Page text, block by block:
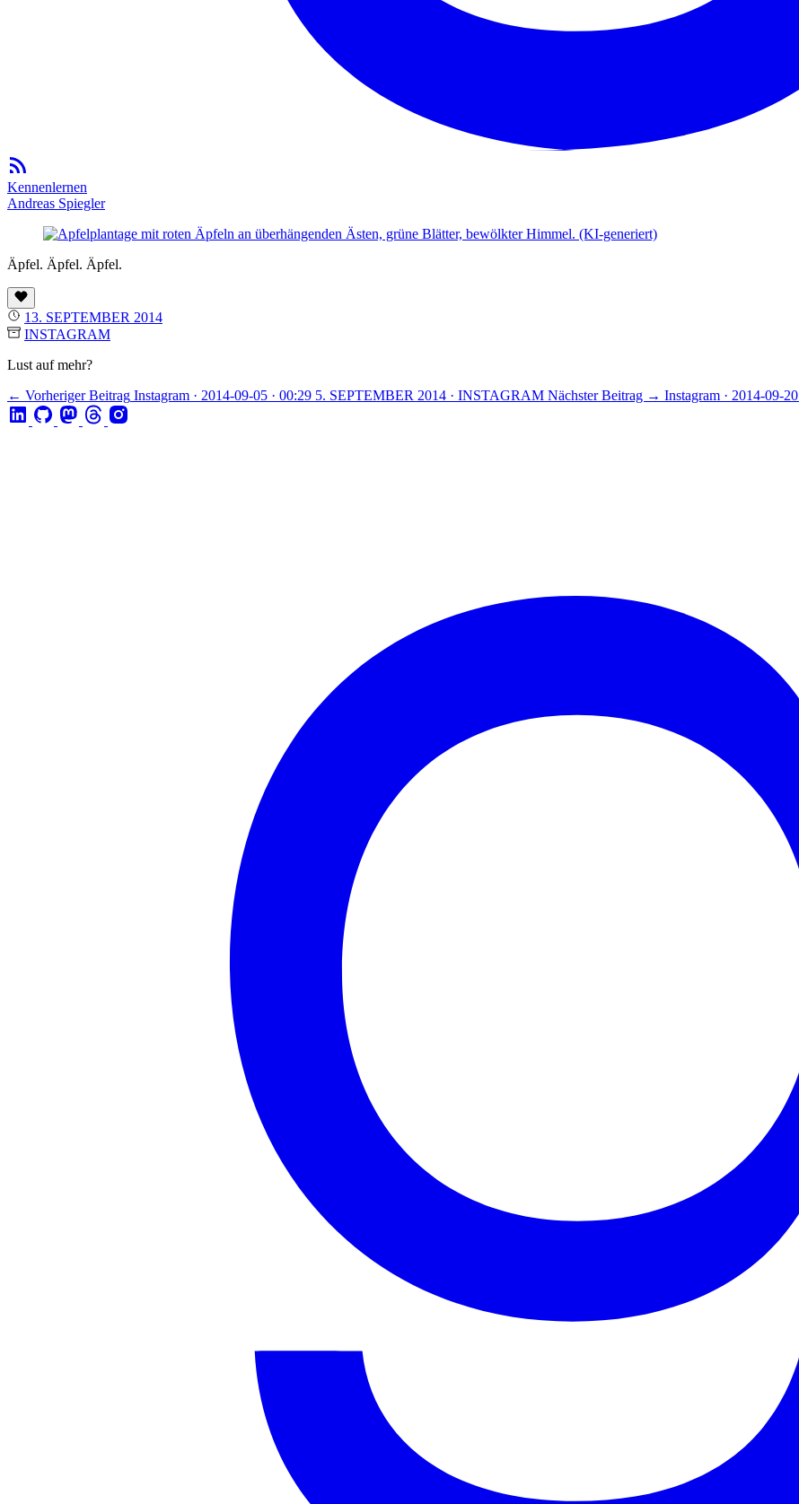
Kennenlernen
Andreas Spiegler
Äpfel. Äpfel. Äpfel.
13. SEPTEMBER 2014
INSTAGRAM
Lust auf mehr?
← Vorheriger Beitrag Instagram · 2014-09-05 · 00:29 5. SEPTEMBER 2014 · INSTAGRAM Nächster Beitrag → Instagram · 2014-09-20